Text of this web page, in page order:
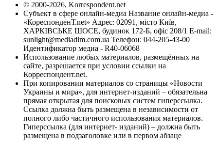
© 2000-2026, Korrespondent.net
Субъект в сфере онлайн-медиа Название онлайн-медиа -
«КореспонденТ.net» Адрес: 02091, місто Київ,
ХАРКІВСЬКЕ ШОСЕ, будинок 172-Б, офіс 208/1 E-mail:
sunlight@mediadim.com.ua Телефон: 044-205-43-00
Идентификатор медиа - R40-06068
Использование любых материалов, размещённых на
сайте, разрешается при условии ссылки на
Корреспондент.net.
При копировании материалов со страницы «Новости
Украины и мира», для интернет-изданий – обязательна
прямая открытая для поисковых систем гиперссылка.
Ссылка должна быть размещена в независимости от
полного либо частичного использования материалов.
Гиперссылка (для интернет- изданий) – должна быть
размещена в подзаголовке или в первом абзаце